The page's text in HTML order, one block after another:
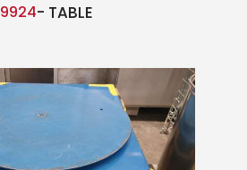
9924- TABLE